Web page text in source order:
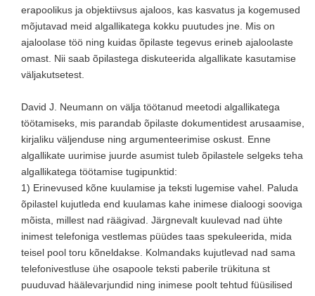
erapoolikus ja objektiivsus ajaloos, kas kasvatus ja kogemused
mõjutavad meid algallikatega kokku puutudes jne. Mis on
ajaloolase töö ning kuidas õpilaste tegevus erineb ajaloolaste
omast. Nii saab õpilastega diskuteerida algallikate kasutamise
väljakutsetest.
David J. Neumann on välja töötanud meetodi algallikatega
töötamiseks, mis parandab õpilaste dokumentidest arusaamise,
kirjaliku väljenduse ning argumenteerimise oskust. Enne
algallikate uurimise juurde asumist tuleb õpilastele selgeks teha
algallikatega töötamise tugipunktid:
1) Erinevused kõne kuulamise ja teksti lugemise vahel. Paluda
õpilastel kujutleda end kuulamas kahe inimese dialoogi sooviga
mõista, millest nad räägivad. Järgnevalt kuulevad nad ühte
inimest telefoniga vestlemas püüdes taas spekuleerida, mida
teisel pool toru kõneldakse. Kolmandaks kujutlevad nad sama
telefonivestluse ühe osapoole teksti paberile trükituna st
puuduvad häälevarjundid ning inimese poolt tehtud füüsilised